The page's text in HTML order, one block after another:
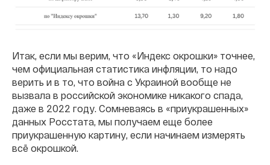
Итак, если мы верим, что «Индекс окрошки» точнее,
чем официальная статистика инфляции, то надо
верить и в то, что война с Украиной вообще не
вызвала в российской экономике никакого спада,
даже в 2022 году. Сомневаясь в «приукрашенных»
данных Росстата, мы получаем еще более
приукрашенную картину, если начинаем измерять
всё окрошкой.